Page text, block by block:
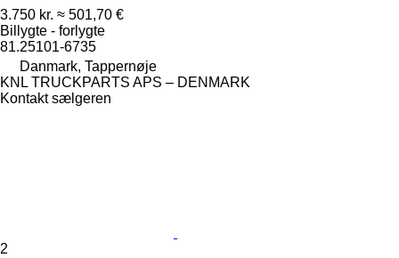
3.750 kr. ≈ 501,70 €
Billygte - forlygte
81.25101-6735
Danmark, Tappernøje
KNL TRUCKPARTS APS – DENMARK
Kontakt sælgeren
2